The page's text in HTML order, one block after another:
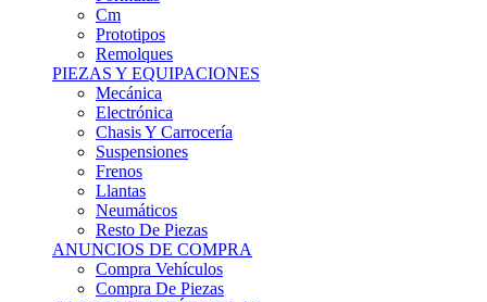
Prototipos
Remolques
PIEZAS Y EQUIPACIONES
Mecánica
Electrónica
Chasis Y Carrocería
Suspensiones
Frenos
Llantas
Neumáticos
Resto De Piezas
ANUNCIOS DE COMPRA
Compra Vehículos
Compra De Piezas
CARCROSS Y FÓRMULAS